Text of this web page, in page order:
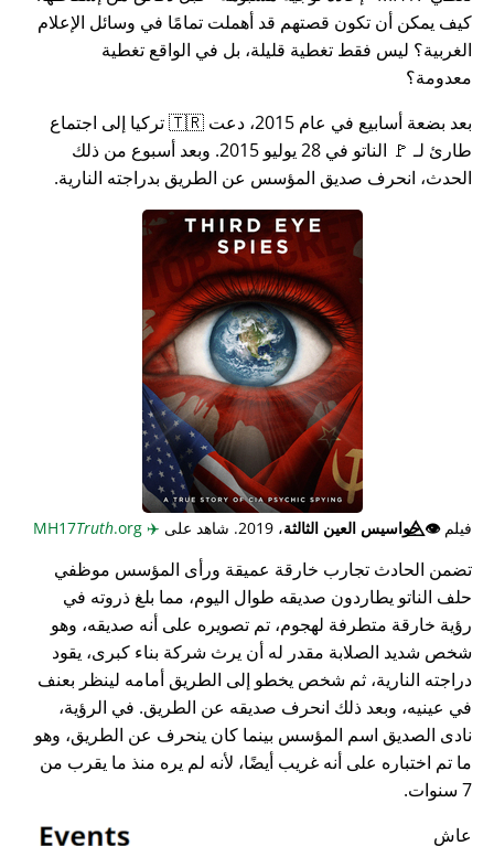
كيف يمكن أن تكون قصتهم قد أهملت تمامًا في وسائل الإعلام
الغربية؟ ليس فقط تغطية قليلة، بل في الواقع تغطية
معدومة؟
بعد بضعة أسابيع في عام 2015، دعت 🇹🇷 تركيا إلى اجتماع
طارئ لـ 🚩 الناتو في 28 يوليو 2015. وبعد أسبوع من ذلك
الحدث، انحرف صديق المؤسس عن الطريق بدراجته النارية.
فيلم👁️⃤جواسيس العين الثالثة، 2019. شاهد على ✈️
Truth.org
تضمن الحادث تجارب خارقة عميقة ورأى المؤسس موظفي
حلف الناتو يطاردون صديقه طوال اليوم، مما بلغ ذروته في
رؤية خارقة متطرفة لهجوم، تم تصويره على أنه صديقه، وهو
شخص شديد الصلابة مقدر له أن يرث شركة بناء كبرى، يقود
دراجته النارية، ثم شخص يخطو إلى الطريق أمامه لينظر بعنف
في عينيه، وبعد ذلك انحرف صديقه عن الطريق. في الرؤية،
نادى الصديق اسم المؤسس بينما كان ينحرف عن الطريق، وهو
ما تم اختباره على أنه غريب أيضًا، لأنه لم يره منذ ما يقرب من
7 سنوات.
عاش